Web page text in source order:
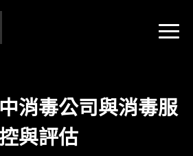
消毒公司與消毒服
與評估